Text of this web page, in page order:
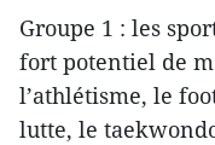
Groupe 1 : les
fort potentiel de
l’athlétisme, le
lutte, le